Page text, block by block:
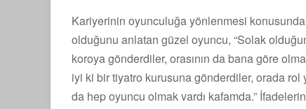
Kariyerinin oyunculuğa yönlenmesi
olduğunu anlatan güzel oyuncu, “Solak
koroya gönderdiler, orasının da bana göre
iyi ki bir tiyatro kurusuna gönderdiler, orada rol
da hep oyuncu olmak vardı kafamda.”